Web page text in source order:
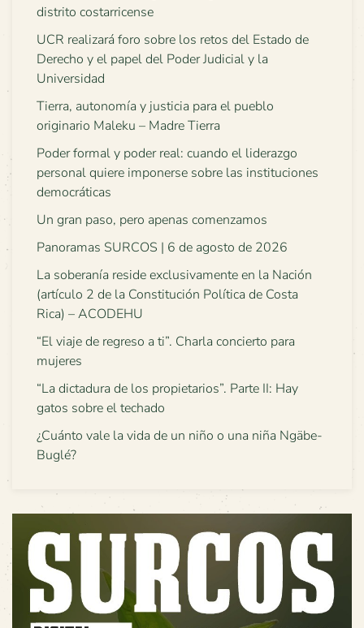
distrito costarricense
UCR realizará foro sobre los retos del Estado de
Derecho y el papel del Poder Judicial y la
Universidad
Tierra, autonomía y justicia para el pueblo
originario Maleku – Madre Tierra
Poder formal y poder real: cuando el liderazgo
personal quiere imponerse sobre las instituciones
democráticas
Un gran paso, pero apenas comenzamos
Panoramas SURCOS | 6 de agosto de 2026
La soberanía reside exclusivamente en la Nación
(artículo 2 de la Constitución Política de Costa
Rica) – ACODEHU
“El viaje de regreso a ti”. Charla concierto para
mujeres
“La dictadura de los propietarios”. Parte II: Hay
gatos sobre el techado
¿Cuánto vale la vida de un niño o una niña Ngäbe-
Buglé?